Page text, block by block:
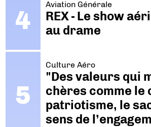
Aviation Générale
REX - Le show
au drame
Culture Aéro
"Des valeurs qui
chères comme le
patriotisme, le
sens de